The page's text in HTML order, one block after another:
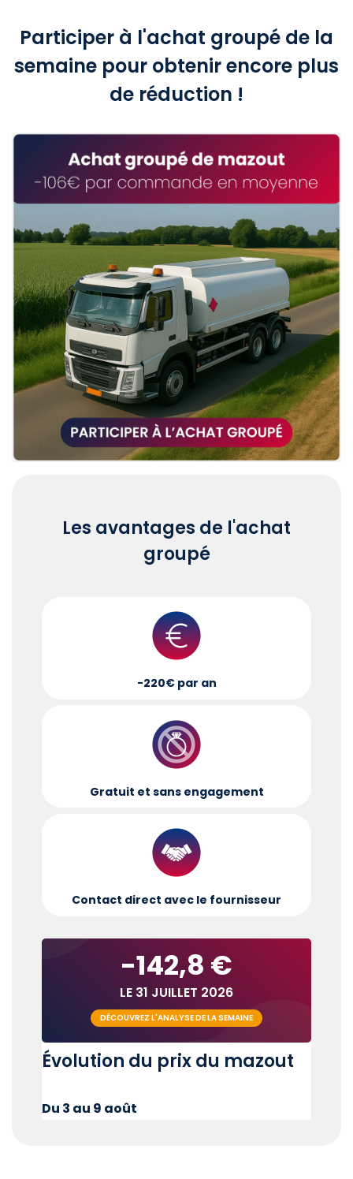
Participer à l'achat groupé de la
semaine pour obtenir encore plus
de réduction !
Les avantages de l'achat
groupé
-220€ par an
Gratuit et sans engagement
Contact direct avec le fournisseur
-142,8 €
LE 31 JUILLET 2026
DÉCOUVREZ L'ANALYSE DE LA SEMAINE
Évolution du prix du mazout
Du 3 au 9 août